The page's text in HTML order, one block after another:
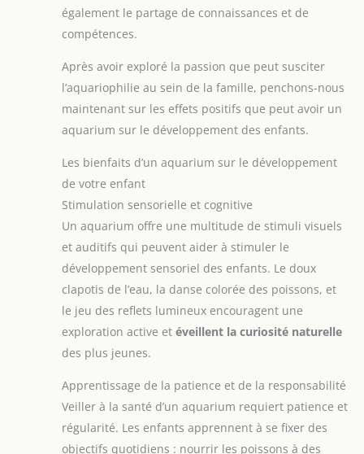
également le partage de connaissances et de
compétences.
Après avoir exploré la passion que peut susciter
l’aquariophilie au sein de la famille, penchons-nous
maintenant sur les effets positifs que peut avoir un
aquarium sur le développement des enfants.
Les bienfaits d’un aquarium sur le développement
de votre enfant
Stimulation sensorielle et cognitive
Un aquarium offre une multitude de stimuli visuels
et auditifs qui peuvent aider à stimuler le
développement sensoriel des enfants. Le doux
clapotis de l’eau, la danse colorée des poissons, et
le jeu des reflets lumineux encouragent une
exploration active et éveillent la curiosité naturelle
des plus jeunes.
Apprentissage de la patience et de la responsabilité
Veiller à la santé d’un aquarium requiert patience et
régularité. Les enfants apprennent à se fixer des
objectifs quotidiens : nourrir les poissons à des